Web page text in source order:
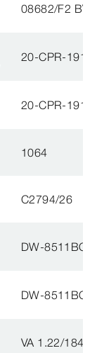
08682/F2 BV
20-CPR-191-
20-CPR-191-
1064
C2794/26
DW-
DW-
VA 1.22/18407